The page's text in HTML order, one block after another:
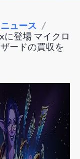
ュース /
登場 マイクロ
ードの買収を